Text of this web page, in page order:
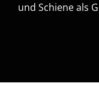
und Schiene als